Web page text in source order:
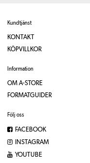
Kundtjänst
KONTAKT
KÖPVILLKOR
Information
OM A-STORE
FORMATGUIDER
Följ oss
FACEBOOK
INSTAGRAM
YOUTUBE